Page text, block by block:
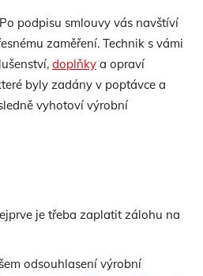
Po podpisu smlouvy vás navštíví
zaměření. Technik s vámi
doplňky a opraví
byly zadány v poptávce a
vyhotoví výrobní
je třeba zaplatit zálohu na
odsouhlasení výrobní